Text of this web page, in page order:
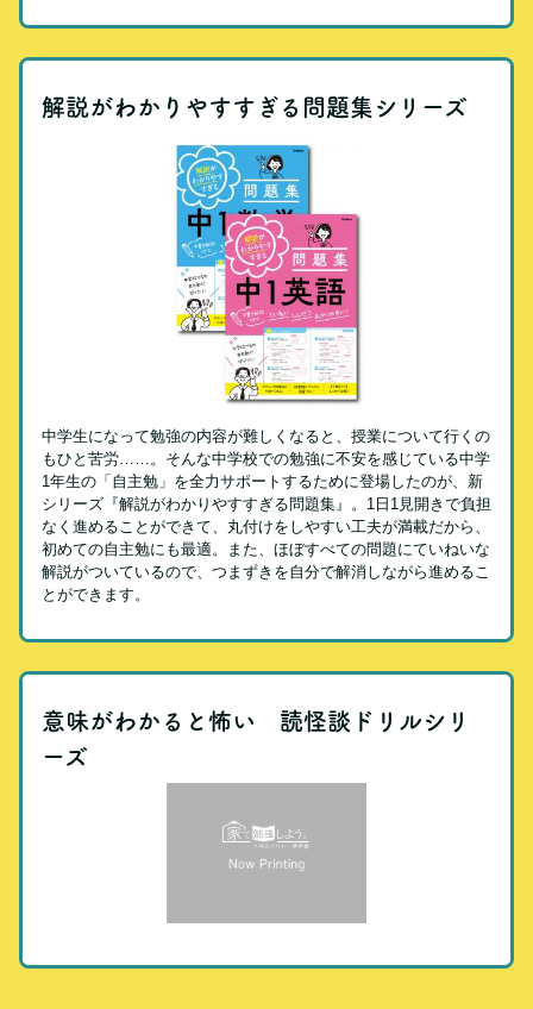
解説がわかりやすすぎる問題集シリーズ
中学生になって勉強の内容が難しくなると、授業について行くの
もひと苦労……。そんな中学校での勉強に不安を感じている中学
1年生の「自主勉」を全力サポートするために登場したのが、新
シリーズ『解説がわかりやすすぎる問題集』。1日1見開きで負担
なく進めることができて、丸付けをしやすい工夫が満載だから、
初めての自主勉にも最適。また、ほぼすべての問題にていねいな
解説がついているので、つまずきを自分で解消しながら進めるこ
とができます。
意味がわかると怖い 読怪談ドリルシリ
ーズ